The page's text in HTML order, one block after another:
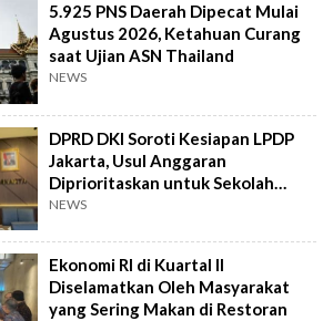
5.925 PNS Daerah Dipecat Mulai
Agustus 2026, Ketahuan Curang
saat Ujian ASN Thailand
NEWS
DPRD DKI Soroti Kesiapan LPDP
Jakarta, Usul Anggaran
Diprioritaskan untuk Sekolah
Gratis
NEWS
Ekonomi RI di Kuartal II
Diselamatkan Oleh Masyarakat
yang Sering Makan di Restoran